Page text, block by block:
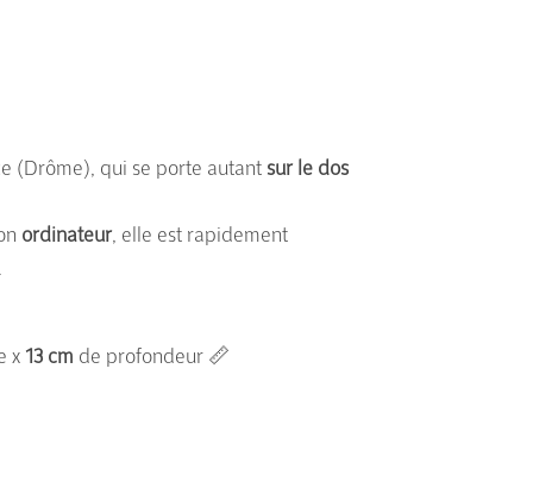
(Drôme), qui se porte autant sur le dos
ordinateur, elle est rapidement
x 13 cm de profondeur 📏